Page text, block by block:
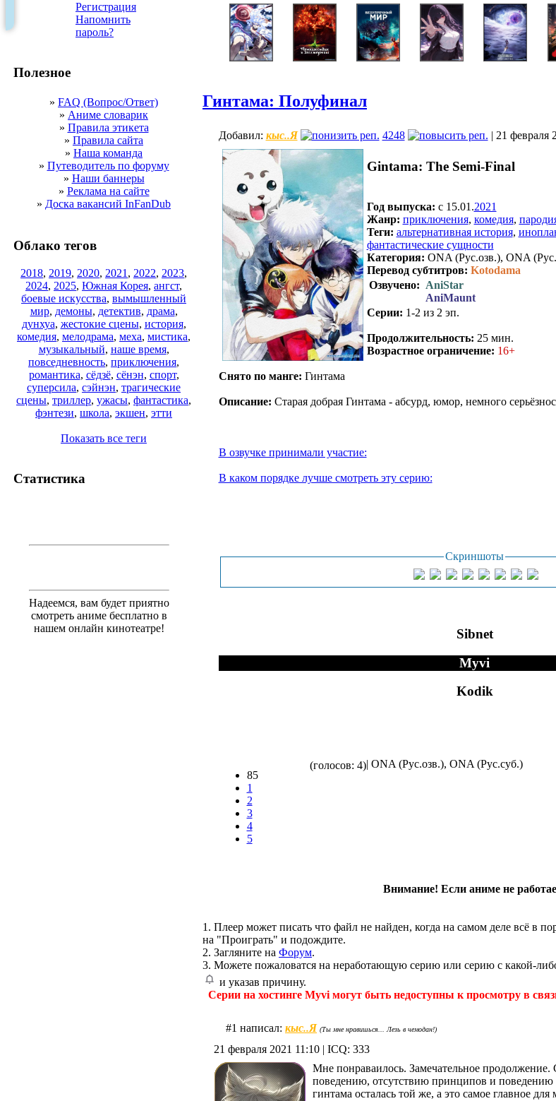
Регистрация
Напомнить
пароль?
Полезное
» FAQ (Вопрос/Ответ)
» Аниме словарик
» Правила этикета
» Правила сайта
» Наша команда
» Путеводитель по форуму
» Наши баннеры
» Реклама на сайте
» Доска вакансий InFanDub
Облако тегов
2018, 2019, 2020, 2021 , 2022, 2023,
2024, 2025, Южная Корея, ангст,
боевые искусства, вымышленный
мир, демоны, детектив, драма,
дунхуа, жестокие сцены, история,
комедия, мелодрама, меха, мистика,
музыкальный, наше время,
повседневность, приключения,
романтика, сёдзё, сёнэн, спорт,
суперсила, сэйнэн, трагические
сцены, триллер, ужасы, фантастика,
фэнтези, школа, экшен, этти
Показать все теги
Статистика
Надеемся, вам будет приятно
смотреть аниме бесплатно в
нашем онлайн кинотеатре!
Гинтама: Полуфинал
Добавил: кыс..Я 4248 | 21 февраля
Gintama: The Semi-Final
Год выпуска: c 15.01.2021
Жанр: приключения, комедия,
Теги: альтернативная история,
фантастические сущности
Категория: ONA (Рус.озв.), ONA
Перевод субтитров: Kotodama
Озвучено: AniStar
AniMaunt
Серии: 1-2 из 2 эп.
Продолжительность: 25 мин.
Возрастное ограничение: 16+
Снято по манге: Гинтама
Описание: Старая добрая Гинтама - абсурд, юмор, немного
В озвучке принимали участие:
В каком порядке лучше смотреть эту серию:
Скриншоты
Sibnet
Myvi
Kodik
85
1
2
3
4
5
(голосов: 4)| ONA (Рус.озв.), ONA (Рус.суб.)
Внимание! Если аниме не
1. Плеер может писать что файл не найден, когда на самом деле всё в
на "Проиграть" и подождите.
2. Загляните на Форум.
3. Можете пожаловатся на неработающую серию или серию с какой-
и указав причину.
Серии на хостинге Myvi могут быть недоступны к просмотру в
#1 написал: кыс..Я (Ты мне нравишься... Лезь в чемодан!)
21 февраля 2021 11:10 | ICQ: 333
Мне понраваилось. Замечательное
поведению, отсутствию принципов и
гинтама осталась той же, а это самое главное для